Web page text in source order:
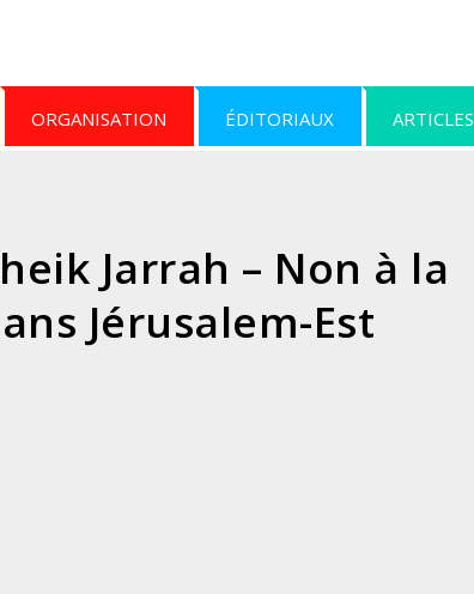
ORGANISATION ÉDITORIAUX ARTICLES
Jarrah – Non à la
Jérusalem-Est